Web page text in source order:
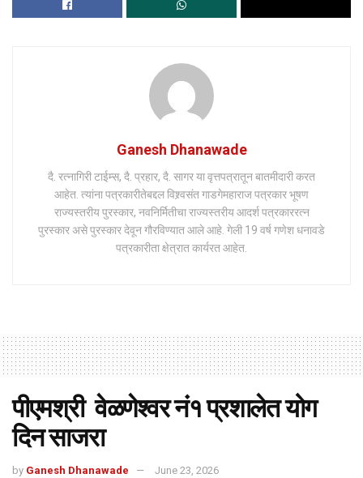
Ganesh Dhanawade
दै. रत्नागिरी टाईम्स, दै. प्रहार, दै. सागर या वृत्तपत्रातून बातमीदारी करत
आहेत. त्यांना पत्रकारीतेबद्दल विश्र्वसंत गाडगेमहाराज पत्रकार भूषण
राज्यस्तरीय पुरस्कार, नवनिर्मितीचा राज्यस्तरीय आदर्श पत्रकाररत्न
पुरस्कार असे पुरस्कार देवून गौरविण्यात आले आहे. गेली 19 वर्ष गणेश धनावडे
पत्रकारीता क्षेत्रात कार्यरत आहेत.
पीएमश्री वेळणेश्वर नं१ प्रशालेत योग
दिन साजरा
by Ganesh Dhanawade June 23, 2026